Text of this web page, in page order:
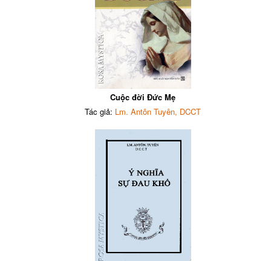
Cuộc đời Đức Mẹ
Tác giả: Lm. Antôn Tuyên, DCCT